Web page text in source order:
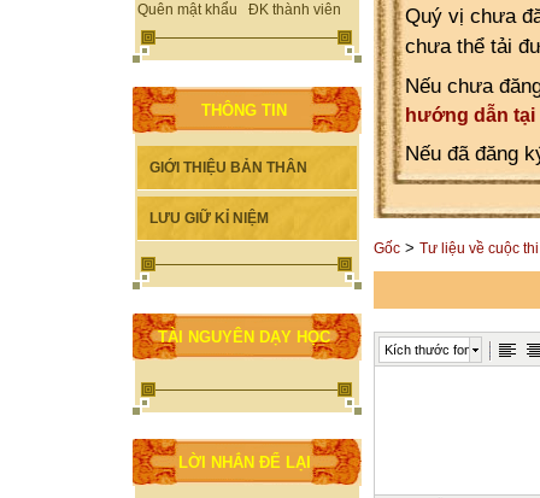
Quên mật khẩu ĐK thành viên
THÔNG TIN
GIỚI THIỆU BẢN THÂN
LƯU GIỮ KỈ NIỆM
TÀI NGUYÊN DẠY HỌC
LỜI NHẮN ĐỂ LẠI
Quý vị chưa
chưa thể tải
Nếu chưa
hướng dẫn tại
Nếu đã đăng
Gốc > Tư liệu về cuộc
Kích thước font